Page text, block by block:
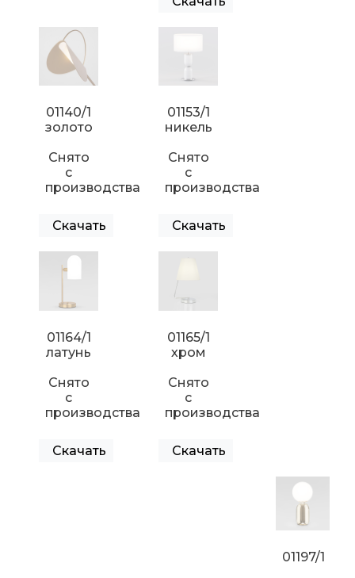
01140/1
золото
Снято
с
производства
Скачать
01153/1
никель
Снято
с
производства
Скачать
01164/1
латунь
Снято
с
производства
Скачать
01165/1
хром
Снято
с
производства
Скачать
01197/1